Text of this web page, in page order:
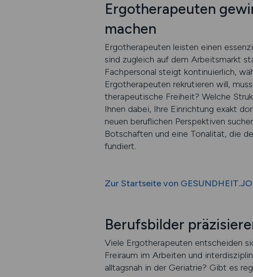
Ergotherapeuten
machen
Ergotherapeuten leisten einen
sind zugleich auf dem Arbeitsmarkt
Fachpersonal steigt kontinuierlich,
Ergotherapeuten rekrutieren will,
therapeutische Freiheit? Welche
Ihnen dabei, Ihre Einrichtung exakt
neuen beruflichen Perspektiven
Botschaften und eine Tonalität, die
fundiert.
Zur Startseite von
Berufsbilder
Viele Ergotherapeuten entscheiden
Freiraum im Arbeiten und
alltagsnah in der Geriatrie? Gibt es